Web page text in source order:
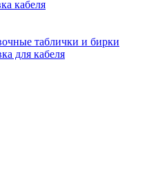
кабеля
таблички и бирки
для кабеля